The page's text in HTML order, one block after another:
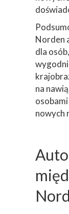
Norden
dla
na
nowych